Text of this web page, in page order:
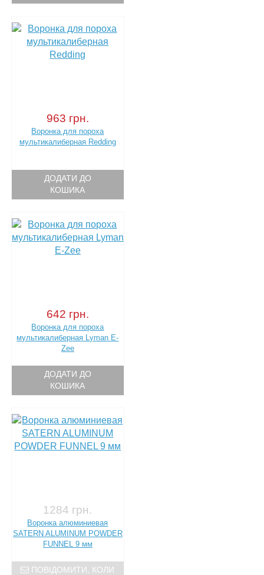
963 грн.
Воронка для пороха
мультикалиберная Redding
ДОДАТИ ДО
КОШИКА
642 грн.
Воронка для пороха
мультикалиберная Lyman E-
Zee
ДОДАТИ ДО
КОШИКА
1284 грн.
Воронка алюминиевая
SATERN ALUMINUM POWDER
FUNNEL 9 мм
ПОВІДОМИТИ, КОЛИ